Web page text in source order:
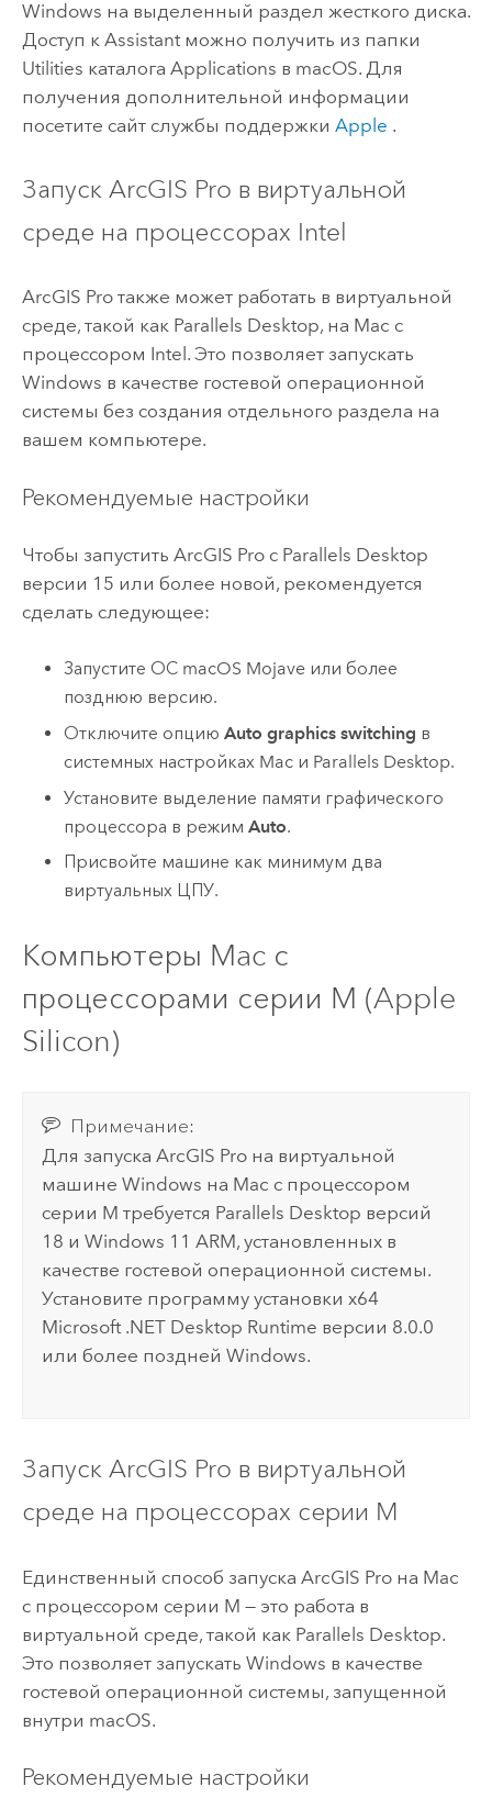
Windows на выделенный раздел жесткого диска.
Доступ к Assistant можно получить из папки
Utilities каталога Applications в macOS. Для
получения дополнительной информации
посетите сайт службы поддержки Apple .
Запуск ArcGIS Pro в виртуальной
среде на процессорах Intel
ArcGIS Proтакже может работать в виртуальной
среде, такой как Parallels Desktop, на Mac с
процессором Intel . Это позволяет запускать
Windows в качестве гостевой операционной
системы без создания отдельного раздела на
вашем компьютере.
Рекомендуемые настройки
Чтобы запустить ArcGIS Proс Parallels Desktop
версии 15 или более новой, рекомендуется
сделать следующее:
Запустите ОС macOS Mojave или более
позднюю версию.
Отключите опциюAuto graphics switching в
системных настройках Mac и Parallels Desktop.
Установите выделение памяти графического
процессора в режимAuto.
Присвойте машине как минимум два
виртуальных ЦПУ.
Компьютеры Mac с
процессорами серии M (Apple
Silicon)
Примечание:
Для запускаArcGIS Pro на виртуальной
машинеWindows на Mac с процессором
серии M требуется Parallels Desktop версий
18 иWindows 11 ARM, установленных в
качестве гостевой операционной системы.
Установите программу установки x64
Microsoft .NET Desktop Runtime версии 8.0.0
или более позднейWindows.
Запуск ArcGIS Pro в виртуальной
среде на процессорах серии M
Единственный способ запуска ArcGIS Proна Mac
с процессором серии M — это работа в
виртуальной среде, такой как Parallels Desktop.
Это позволяет запускать Windows в качестве
гостевой операционной системы, запущенной
внутри macOS.
Рекомендуемые настройки